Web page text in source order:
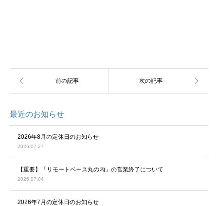
最近のお知らせ
2026年8月の定休日のお知らせ
2026.07.27
【重要】「リモートベース丸の内」の営業終了について
2026.07.04
2026年7月の定休日のお知らせ